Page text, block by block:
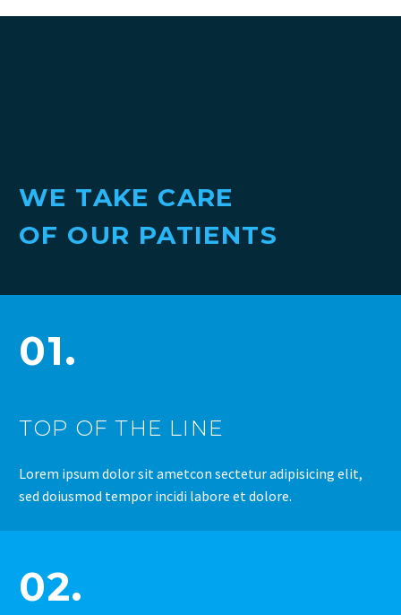
WE TAKE CARE
OF OUR PATIENTS
01.
TOP OF THE LINE
Lorem ipsum dolor sit ametcon sectetur adipisicing elit,
sed doiusmod tempor incidi labore et dolore.
02.